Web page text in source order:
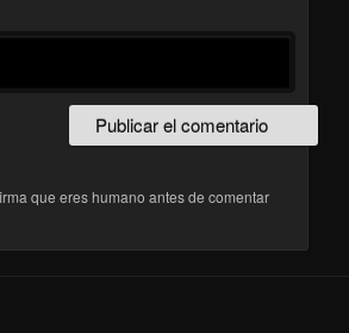
que eres humano antes de comentar